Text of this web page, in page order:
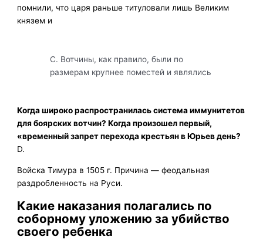
помнили, что царя раньше титуловали лишь Великим
князем и
С. Вотчины, как правило, были по
размерам крупнее поместей и являлись
Когда широко распространилась система иммунитетов
для боярских вотчин? Когда произошел первый,
«временный запрет перехода крестьян в Юрьев день?
D.
Войска Тимура в 1505 г. Причина — феодальная
раздробленность на Руси.
Какие наказания полагались по
соборному уложению за убийство
своего ребенка